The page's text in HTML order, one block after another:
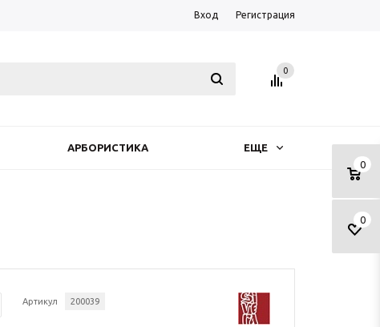
Вход Регистрация
0
0
0
АРБОРИСТИКА ЕЩЕ
Артикул 200039